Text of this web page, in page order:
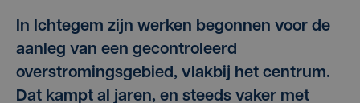
In Ichtegem zijn werken begonnen voor de
aanleg van een gecontroleerd
overstromingsgebied, vlakbij het centrum.
Dat kampt al jaren, en steeds vaker met